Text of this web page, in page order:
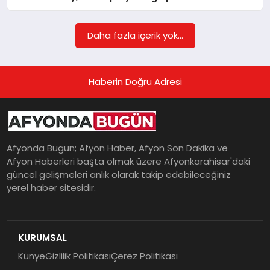
SIYASET
SPOR
Daha fazla içerik yok...
Haberin Doğru Adresi
Afyonda Bugün; Afyon Haber, Afyon Son Dakika ve
Afyon Haberleri başta olmak üzere Afyonkarahisar'daki
güncel gelişmeleri anlık olarak takip edebileceğiniz
yerel haber sitesidir.
KURUMSAL
KünyeGizlilik PolitikasıÇerez Politikası